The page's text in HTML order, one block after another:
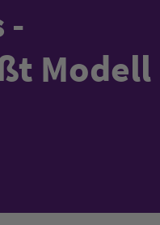
-
Modell